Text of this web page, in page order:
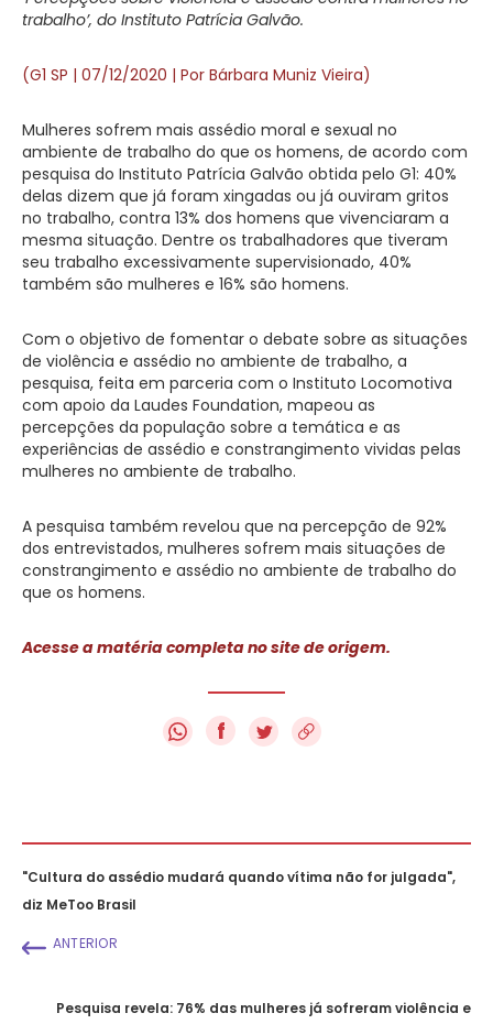
trabalho’, do Instituto Patrícia Galvão.
(G1 SP | 07/12/2020 | Por Bárbara Muniz Vieira)
Mulheres sofrem mais assédio moral e sexual no
ambiente de trabalho do que os homens, de acordo com
pesquisa do Instituto Patrícia Galvão obtida pelo G1: 40%
delas dizem que já foram xingadas ou já ouviram gritos
no trabalho, contra 13% dos homens que vivenciaram a
mesma situação. Dentre os trabalhadores que tiveram
seu trabalho excessivamente supervisionado, 40%
também são mulheres e 16% são homens.
Com o objetivo de fomentar o debate sobre as situações
de violência e assédio no ambiente de trabalho, a
pesquisa, feita em parceria com o Instituto Locomotiva
com apoio da Laudes Foundation, mapeou as
percepções da população sobre a temática e as
experiências de assédio e constrangimento vividas pelas
mulheres no ambiente de trabalho.
A pesquisa também revelou que na percepção de 92%
dos entrevistados, mulheres sofrem mais situações de
constrangimento e assédio no ambiente de trabalho do
que os homens.
Acesse a matéria completa no site de origem.
f
"Cultura do assédio mudará quando vítima não for julgada",
diz MeToo Brasil
ANTERIOR
Pesquisa revela: 76% das mulheres já sofreram violência e